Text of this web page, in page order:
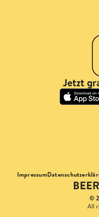
Jetzt
Impressum
©
All